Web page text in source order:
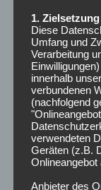
Juli 2024
Juni 2024
Februar 2024
Januar 2024
Oktober 2023
1.
Diese
Umfang und
Verarbeitung
innerhalb
verbundenen
(nachfolgend
verwendeten
Geräten (z.B.
Onlineangebot
Anbieter des